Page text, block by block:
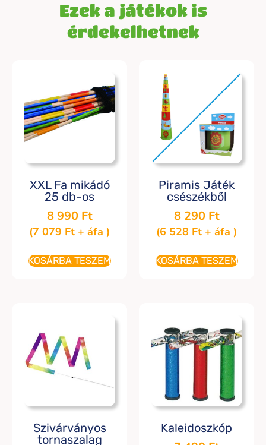
Ezek a játékok is
érdekelhetnek
XXL Fa mikádó
25 db-os
8 990 Ft
(7 079 Ft + áfa )
KOSÁRBA TESZEM
Piramis Játék
csészékből
8 290 Ft
(6 528 Ft + áfa )
KOSÁRBA TESZEM
Szivárványos
tornaszalag
Kaleidoszkóp